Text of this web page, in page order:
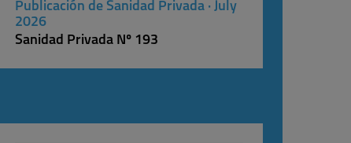
Publicación de Sanidad Privada · July
2026
Sanidad Privada Nº 193